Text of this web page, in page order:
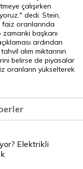
çalışırken
dedi. Stein,
oranlarında
başkanı
ardından
tahvil alım miktarının
belirse de piyasalar
oranların yükselterek
Elektrikli